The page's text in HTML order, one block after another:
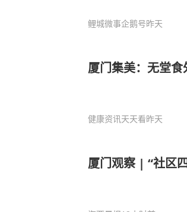
鲤城微事企鹅号昨天
厦门集美：无堂食
健康资讯天天看昨天
厦门观察 | “社区